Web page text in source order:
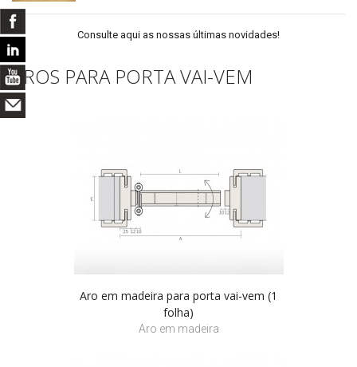
Consulte aqui as nossas últimas novidades!
AROS PARA PORTA VAI-VEM
Aro em madeira para porta vai-vem (1
folha)
Aro em madeira